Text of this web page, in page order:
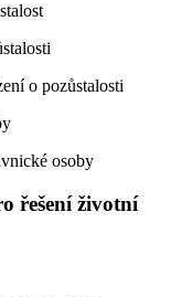
o pozůstalosti
osoby
řešení životní